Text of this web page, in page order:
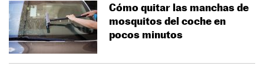
Cómo quitar las manchas de
mosquitos del coche en
pocos minutos